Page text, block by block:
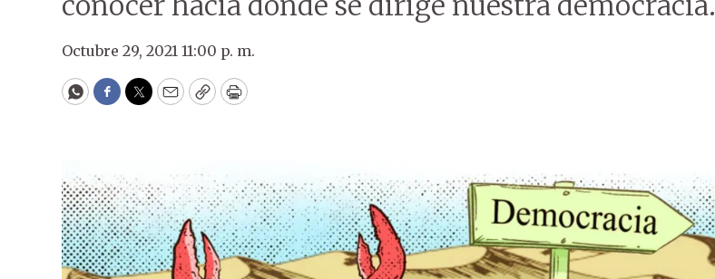
Octubre 29, 2021 11:00 p. m.
WhatsApp
Facebook
Twitter
EmailCopyPrint